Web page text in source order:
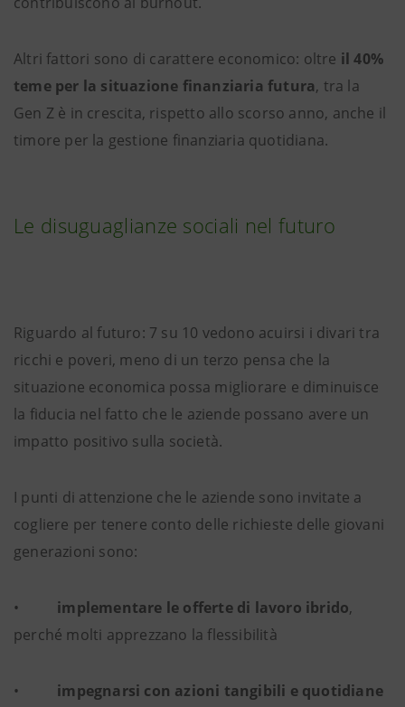
Altri fattori sono di carattere economico: oltre il 40%
teme per la situazione finanziaria futura, tra la
Gen Z è in crescita, rispetto allo scorso anno, anche il
timore per la gestione finanziaria quotidiana.
Le disuguaglianze sociali nel futuro
Riguardo al futuro: 7 su 10 vedono acuirsi i divari tra
ricchi e poveri, meno di un terzo pensa che la
situazione economica possa migliorare e diminuisce
la fiducia nel fatto che le aziende possano avere un
impatto positivo sulla società.
I punti di attenzione che le aziende sono invitate a
cogliere per tenere conto delle richieste delle giovani
generazioni sono:
• implementare le offerte di lavoro ibrido,
perché molti apprezzano la flessibilità
• impegnarsi con azioni tangibili e quotidiane